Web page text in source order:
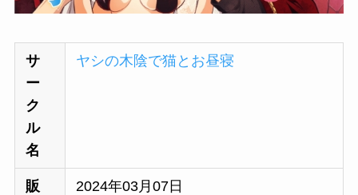
サ
ー
ク
ル
名
ヤシの木陰で猫とお昼寝
販 2024年03月07日